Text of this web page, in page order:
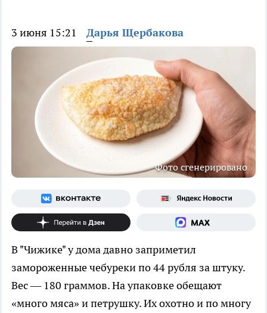
3 июня 15:21 Дарья Щербакова
Фото сгенерировано
В "Чижике" у дома давно заприметил
замороженные чебуреки по 44 рубля за штуку.
Вес — 180 граммов. На упаковке обещают
«много мяса» и петрушку. Их охотно и по многу